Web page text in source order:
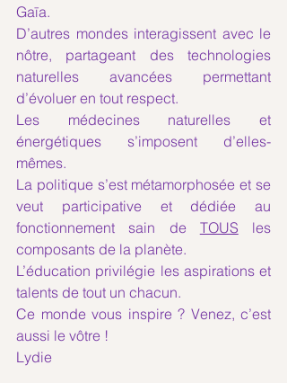
Gaīa.
D’autres mondes interagissent avec le
nôtre, partageant des technologies
naturelles avancées permettant
d’évoluer en tout respect.
Les médecines naturelles et
énergétiques s’imposent d’elles-
mêmes.
La politique s’est métamorphosée et se
veut participative et dédiée au
fonctionnement sain de TOUS les
composants de la planète.
L’éducation privilégie les aspirations et
talents de tout un chacun.
Ce monde vous inspire ? Venez, c’est
aussi le vôtre !
Lydie